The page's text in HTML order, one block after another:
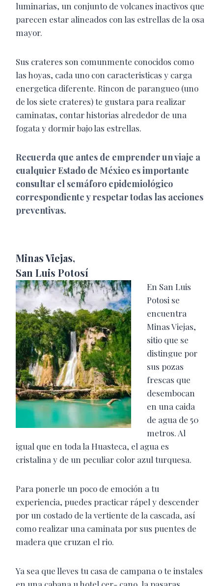
luminarias, un conjunto de volcanes inactivos que
parecen estar alineados con las estrellas de la osa
mayor.
Sus crateres son comunmente conocidos como
las hoyas, cada uno con caracteristicas y carga
energetica diferente. Rincon de parangueo (uno
de los siete crateres) te gustara para realizar
caminatas, contar historias alrededor de una
fogata y dormir bajo las estrellas.
Recuerda que antes de emprender un viaje a
cualquier Estado de México es importante
consultar el semáforo epidemiológico
correspondiente y respetar todas las acciones
preventivas.
Minas Viejas,
San Luis Potosí
En San Luis
Potosi se
encuentra
Minas Viejas,
sitio que se
distingue por
sus pozas
frescas que
desembocan
en una caida
de agua de 50
metros. Al
igual que en toda la Huasteca, el agua es
cristalina y de un peculiar color azul turquesa.
Para ponerle un poco de emoción a tu
experiencia, puedes practicar rápel y descender
por un costado de la vertiente de la cascada, así
como realizar una caminata por sus puentes de
madera que cruzan el rio.
Ya sea que lleves tu casa de campana o te instales